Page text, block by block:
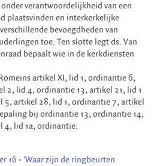
verantwoordelijkheid van een
plaatsvinden en interkerkelijke
bevoegdheden van
toe. Ten slotte legt ds. Van
bepaalt wie in de kerkdiensten
artikel XI, lid 1, ordinantie 6,
2, lid 4, ordinantie 13, artikel 21, lid 1
5, artikel 28, lid 1, ordinantie 7, artikel
bij ordinantie 13, ordinantie 14,
4, lid 1a, ordinantie.
16 - 'Waar zijn de ringbeurten